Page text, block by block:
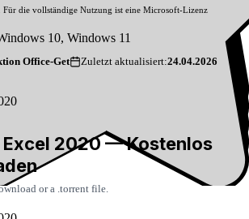
Für die vollständige Nutzung ist eine Microsoft-Lizenz
10, Windows 11
Office-Get Zuletzt aktualisiert:24.04.2026
2020 — Kostenlos
or a .torrent file.